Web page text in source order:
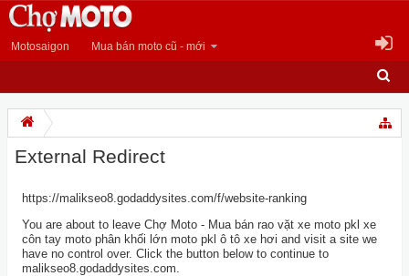
Motosaigon Mua bán moto cũ - mới
External Redirect
https://malikseo8.godaddysites.com/f/website-ranking
You are about to leave Chợ Moto - Mua bán rao vặt xe moto pkl xe
côn tay moto phân khối lớn moto pkl ô tô xe hơi and visit a site we
have no control over. Click the button below to continue to
malikseo8.godaddysites.com.